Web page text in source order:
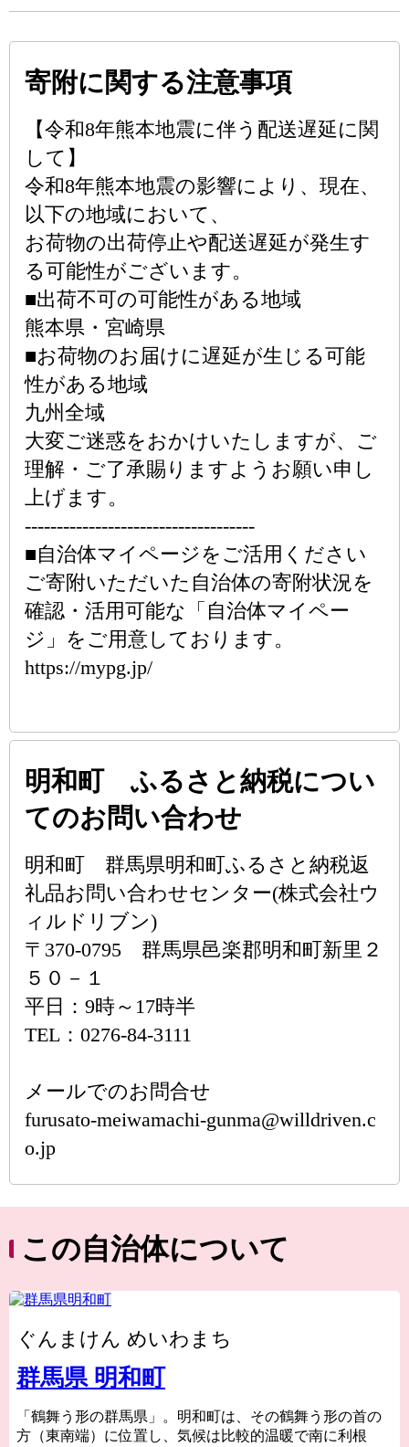
寄附に関する注意事項
【令和8年熊本地震に伴う配送遅延に関
して】
令和8年熊本地震の影響により、現在、
以下の地域において、
お荷物の出荷停止や配送遅延が発生す
る可能性がございます。
■出荷不可の可能性がある地域
熊本県・宮崎県
■お荷物のお届けに遅延が生じる可能
性がある地域
九州全域
大変ご迷惑をおかけいたしますが、ご
理解・ご了承賜りますようお願い申し
上げます。
------------------------------------
■自治体マイページをご活用ください
ご寄附いただいた自治体の寄附状況を
確認・活用可能な「自治体マイペー
ジ」をご用意しております。
https://mypg.jp/
明和町 ふるさと納税につい
てのお問い合わせ
明和町 群馬県明和町ふるさと納税返
礼品お問い合わせセンター(株式会社ウ
ィルドリブン)
〒370-0795 群馬県邑楽郡明和町新里２
５０－１
平日：9時～17時半
TEL：0276-84-3111
メールでのお問合せ
furusato-meiwamachi-gunma@willdriven.c
o.jp
この自治体について
ぐんまけん めいわまち
群馬県 明和町
「鶴舞う形の群馬県」。明和町は、その鶴舞う形の首の
方（東南端）に位置し、気候は比較的温暖で南に利根